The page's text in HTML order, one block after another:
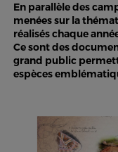
En parallèle des
menées sur la
réalisés chaque
Ce sont des
grand public
espèces